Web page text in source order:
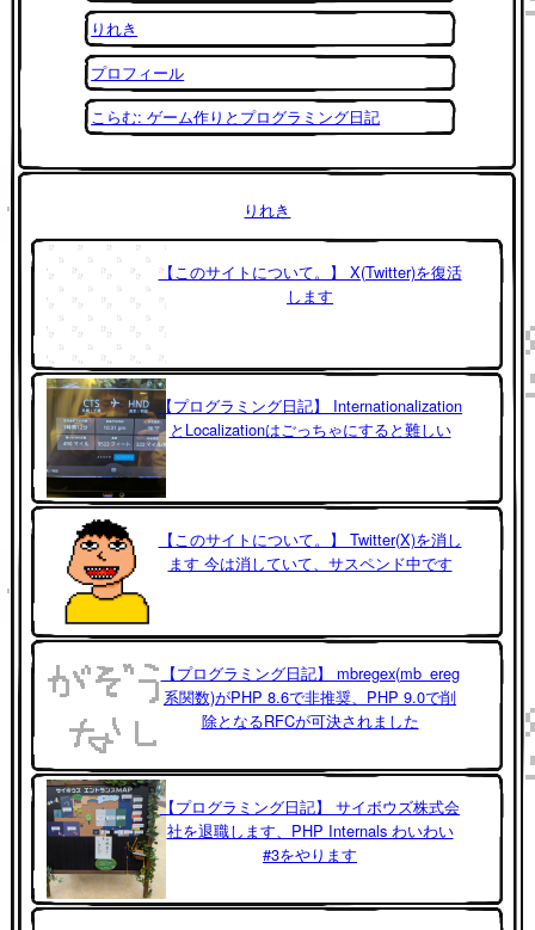
りれき
プロフィール
こらむ: ゲーム作りとプログラミング日記
りれき
【このサイトについて。】 X(Twitter)を復活
します
【プログラミング日記】 Internationalization
とLocalizationはごっちゃにすると難しい
【このサイトについて。】 Twitter(X)を消し
ます 今は消していて、サスペンド中です
【プログラミング日記】 mbregex(mb_ereg
系関数)がPHP 8.6で非推奨、PHP 9.0で削
除となるRFCが可決されました
【プログラミング日記】 サイボウズ株式会
社を退職します、PHP Internals わいわい
#3をやります